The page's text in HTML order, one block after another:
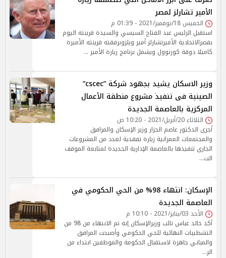
الأمير تشارلز لمصر
الخميس 18/نوفمبر/2021 - 01:39 م
استقبل الرئيس عبد الفتاح السيسي والسيدة قرينته اليوم
بقصرالاتحادية الأميرتشارلز أمير ويلزوبرفقته قرينته الأميرة
كاميلا دوقة كورنوول ويشمل برنامج زيارة الأمير …
وزير الاسكان يشيد بجهود شركة ”cscec”
الصينية فى تنفيذ مشروع منطقة الأعمال
المركزية بالعاصمة الجديدة
الثلاثاء 20/أبريل/2021 - 10:20 ص
أجرى الدكتور عاصم الجزار وزير الإسكان والمرافق
والمجتمعات العمرانية زيارة تفقدية لعدد من المشروعات
الجارى تنفيذها بالعاصمة الإدارية الجديدة لمتابعة الموقف
الت…
الإسكان: انتهاء 98% من الحي الحكومي في
العاصمة الجديدة
الأحد 03/يناير/2021 - 10:10 م
أكد خالد عباس نائب وزيرالإسكان إنه تم الانتهاء من 98 من
التشطيبات النهائية للحي الحكومي وأصبحت المرافق
والمباني جاهزة لاستقبال الحكومة والموظفين ابتداء من
الر…